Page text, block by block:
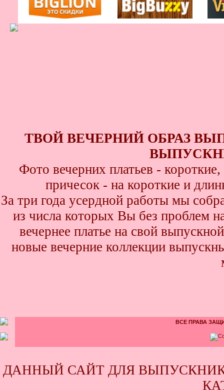
ТВОЙ ВЕЧЕРНИЙ ОБРАЗ
Фото вечерних платьев -
причесок - на короткие и
За три года усердной работы мы
из числа которых Вы без проблем
вечернее платье на свой
новые вечерние коллекции
ВСЕ ПРАВА
ДАННЫЙ САЙТ ДЛЯ